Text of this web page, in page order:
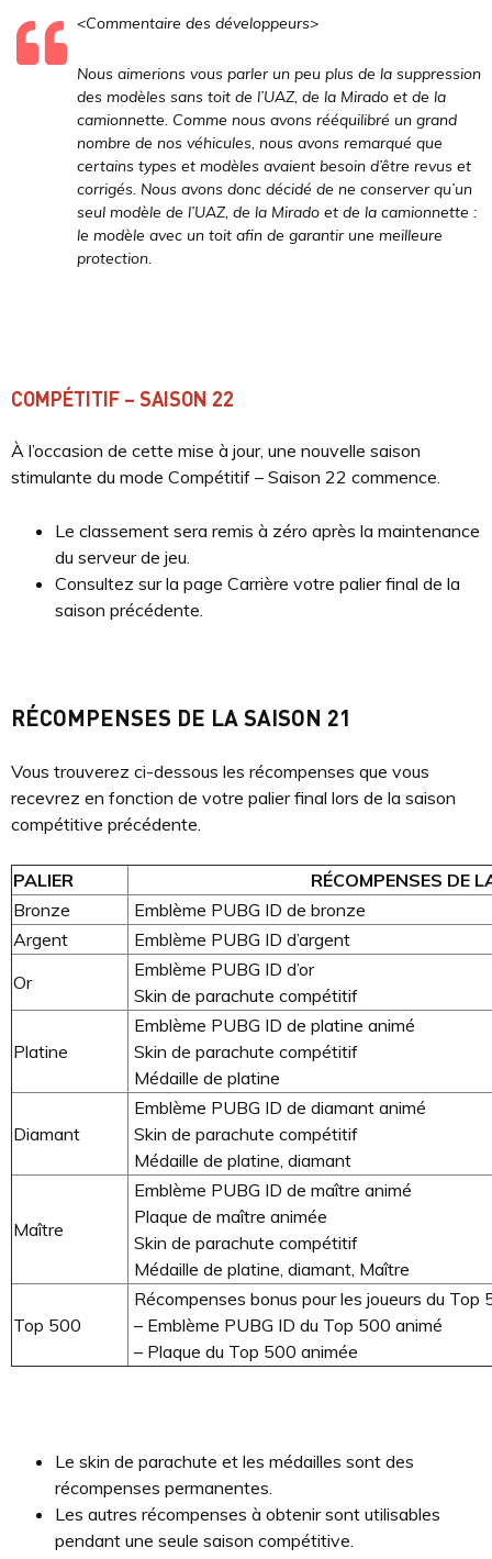
<Commentaire des développeurs>
Nous aimerions vous parler un peu plus de la suppression
des modèles sans toit de l’UAZ, de la Mirado et de la
camionnette. Comme nous avons rééquilibré un grand
nombre de nos véhicules, nous avons remarqué que
certains types et modèles avaient besoin d’être revus et
corrigés. Nous avons donc décidé de ne conserver qu’un
seul modèle de l’UAZ, de la Mirado et de la camionnette :
le modèle avec un toit afin de garantir une meilleure
protection.
COMPÉTITIF – SAISON 22
À l’occasion de cette mise à jour, une nouvelle saison
stimulante du mode Compétitif – Saison 22 commence.
Le classement sera remis à zéro après la maintenance
du serveur de jeu.
Consultez sur la page Carrière votre palier final de la
saison précédente.
RÉCOMPENSES DE LA SAISON 21
Vous trouverez ci-dessous les récompenses que vous
recevrez en fonction de votre palier final lors de la saison
compétitive précédente.
PALIER
RÉCOMPENSES DE
Bronze
Emblème PUBG ID de bronze
Argent
Emblème PUBG ID d’argent
Or
Emblème PUBG ID d’or
Skin de parachute compétitif
Platine
Emblème PUBG ID de platine animé
Skin de parachute compétitif
Médaille de platine
Diamant
Emblème PUBG ID de diamant animé
Skin de parachute compétitif
Médaille de platine, diamant
Maître
Emblème PUBG ID de maître animé
Plaque de maître animée
Skin de parachute compétitif
Médaille de platine, diamant, Maître
Top 500
Récompenses bonus pour les joueurs du Top
– Emblème PUBG ID du Top 500 animé
– Plaque du Top 500 animée
Le skin de parachute et les médailles sont des
récompenses permanentes.
Les autres récompenses à obtenir sont utilisables
pendant une seule saison compétitive.